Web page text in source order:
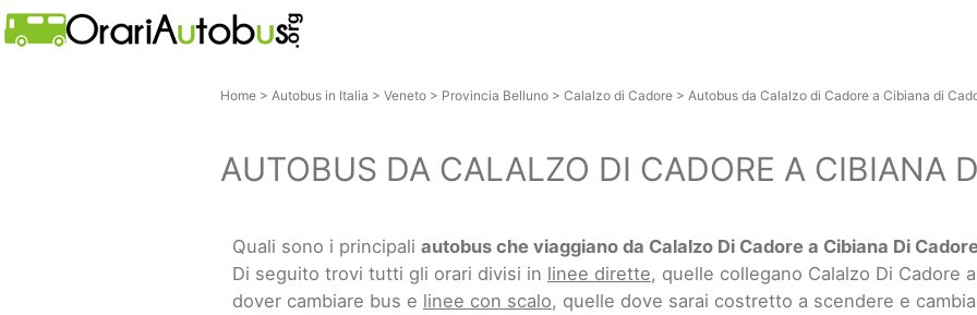
Home> Autobus in Italia > Veneto> Provincia Belluno> Calalzo di Cadore> Autobus da Calalzo di Cadore a Cibiana di
AUTOBUS DA CALALZO DI CADORE A CIBIANA
Quali sono i principali autobus che viaggiano da Calalzo Di Cadore a Cibiana Di
Di seguito trovi tutti gli orari divisi in linee dirette, quelle collegano Calalzo Di Cadore
dover cambiare bus e linee con scalo, quelle dove sarai costretto a scendere e